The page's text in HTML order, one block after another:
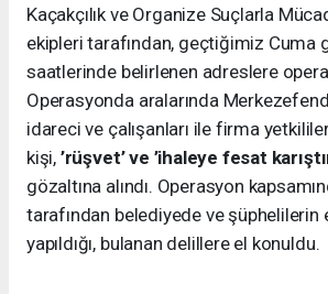
Kaçakçılık ve Organize Suçlarla
ekipleri tarafından, geçtiğimiz Cuma
saatlerinde belirlenen adreslere
Operasyonda aralarında
idareci ve çalışanları ile firma
kişi, ’rüşvet’ ve ’ihaleye fesat
gözaltına alındı. Operasyon
tarafından belediyede ve şüphelilerin
yapıldığı, bulanan delillere el konuldu.